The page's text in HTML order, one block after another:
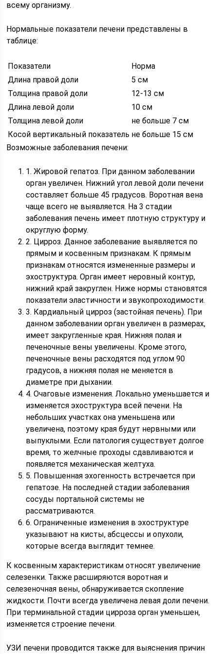
всему организму.
Нормальные показатели печени представлены в
таблице:
Показатели
Норма
Длина правой доли
5 см
Толщина правой доли
12-13 см
Длина левой доли
10 см
Толщина левой доли
не больше 7 см
Косой вертикальный показатель не больше 15 см
Возможные заболевания печени:
1. Жировой гепатоз. При данном заболевании
орган увеличен. Нижний угол левой доли печени
составляет больше 45 градусов. Воротная вена
чаще всего не выявляется. На 3 стадии
заболевания печень имеет плотную структуру и
округлую форму.
2. Цирроз. Данное заболевание выявляется по
прямым и косвенным признакам. К прямым
признакам относятся измененные размеры и
эхоструктура. Орган имеет неровный контур,
нижний край закруглен. Ниже нормы становятся
показатели эластичности и звукопроходимости.
3. Кардиальный цирроз (застойная печень). При
данном заболевании орган увеличен в размерах,
имеет закругленные края. Нижняя полая и
печеночные вены увеличены. Кроме этого,
печеночные вены расходятся под углом 90
градусов, а нижняя полая не меняется в
диаметре при дыхании.
4. Очаговые изменения. Локально уменьшается и
изменяется эхоструктура всей печени. На
небольших участках она уменьшена или
увеличена, поэтому края будут нервными или
выпуклыми. Если патология существует долгое
время, то желчные проходы сдавливаются и
появляется механическая желтуха.
5. Повышенная эхогенность встречается при
гепатозе. На последней стадии заболевания
сосуды портальной системы не
рассматриваются.
6. Ограниченные изменения в эхоструктуре
указывают на кисты, абсцессы и опухоли,
которые всегда выглядит темнее.
К косвенным характеристикам относят увеличение
селезенки. Также расширяются воротная и
селезеночная вены, обнаруживается скопление
жидкости. Почти всегда увеличена левая доли печени.
При терминальной стадии цирроза орган уменьшен,
изменяется строение печени.
УЗИ печени проводится также для выяснения причин